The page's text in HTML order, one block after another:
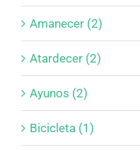
Amanecer (2)
Atardecer (2)
Ayunos (2)
Bicicleta (1)